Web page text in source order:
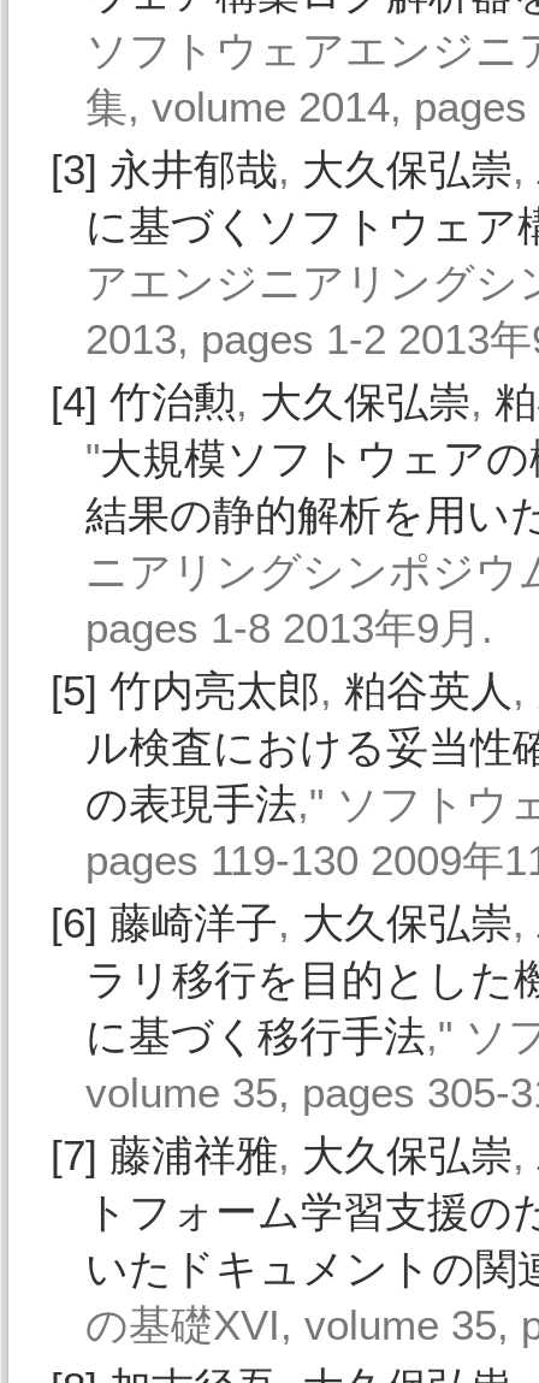
ソフトウェアエンジニ
集, volume 2014,
[3] 永井郁哉, 大久保弘崇,
に基づくソフトウェア
アエンジニアリングシ
2013, pages 1-2 2013
[4] 竹治勲, 大久保弘崇,
"大規模ソフトウェア
結果の静的解析を用い
ニアリングシンポジウ
pages 1-8 2013年9月.
[5] 竹内亮太郎, 粕谷英人 ,
ル検査における妥当性
の表現手法," ソフトウ
pages 119-130 2009年
[6] 藤崎洋子, 大久保弘崇,
ラリ移行を目的とした
に基づく移行手法," ソ
volume 35, pages 305-
[7] 藤浦祥雅, 大久保弘崇,
トフォーム学習支援
いたドキュメントの関
の基礎XVI, volume 35,